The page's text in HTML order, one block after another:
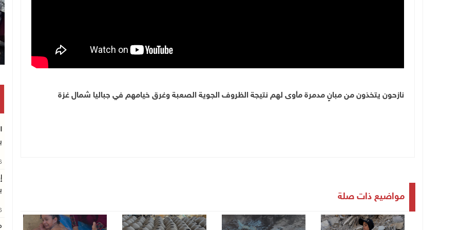
نازحون يتخذون من مبانٍ مدمرة مأوى لهم نتيجة الظروف الجوية الصعبة وغرق خيامهم في جباليا شمال غزة
مواضيع ذات صلة